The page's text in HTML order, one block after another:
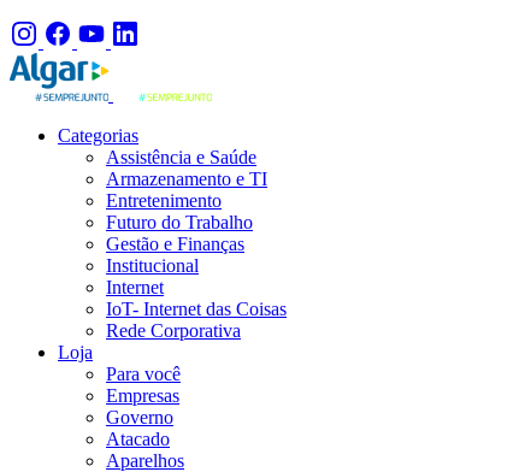
Categorias
Assistência e Saúde
Armazenamento e TI
Entretenimento
Futuro do Trabalho
Gestão e Finanças
Institucional
Internet
IoT- Internet das Coisas
Rede Corporativa
Loja
Para você
Empresas
Governo
Atacado
Aparelhos